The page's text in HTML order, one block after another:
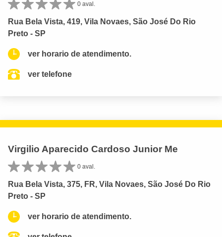
0 aval.
Rua Bela Vista, 419, Vila Novaes, São José Do Rio
Preto - SP
ver horario de atendimento.
ver telefone
Virgilio Aparecido Cardoso Junior Me
0 aval.
Rua Bela Vista, 375, FR, Vila Novaes, São José Do Rio
Preto - SP
ver horario de atendimento.